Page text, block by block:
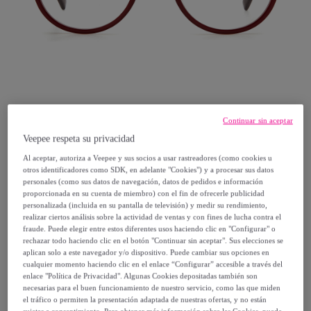
M Missoni
Montura de gafas M Missoni Mujer MMI-
0077-B3V
Modelo: Montura de gafas M Missoni Mujer
MMI-0077-B3V
49,00 €
Veepee respeta su privacidad
Al aceptar, autoriza a Veepee y sus socios a usar rastreadores (como cookies u
otros identificadores como SDK, en adelante "Cookies") y a procesar sus datos
personales (como sus datos de navegación, datos de pedidos e información
proporcionada en su cuenta de miembro) con el fin de ofrecerle publicidad
personalizada (incluida en su pantalla de televisión) y medir su rendimiento,
realizar ciertos análisis sobre la actividad de ventas y con fines de lucha contra el
fraude. Puede elegir entre estos diferentes usos haciendo clic en "Configurar" o
rechazar todo haciendo clic en el botón "Continuar sin aceptar". Sus elecciones se
aplican solo a este navegador y/o dispositivo. Puede cambiar sus opciones en
cualquier momento haciendo clic en el enlace “Configurar” accesible a través del
enlace "Política de Privacidad". Algunas Cookies depositadas también son
necesarias para el buen funcionamiento de nuestro servicio, como las que miden
el tráfico o permiten la presentación adaptada de nuestras ofertas, y no están
Continuar sin aceptar